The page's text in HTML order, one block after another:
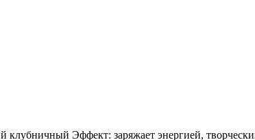
клубничный Эффект: заряжает энергией,